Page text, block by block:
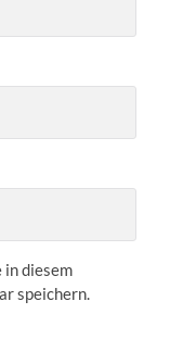
in diesem
speichern.